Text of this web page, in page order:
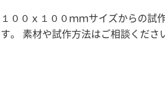
１００ｘ１００ｍｍサイズからの試
す。 素材や試作方法はご相談くださ